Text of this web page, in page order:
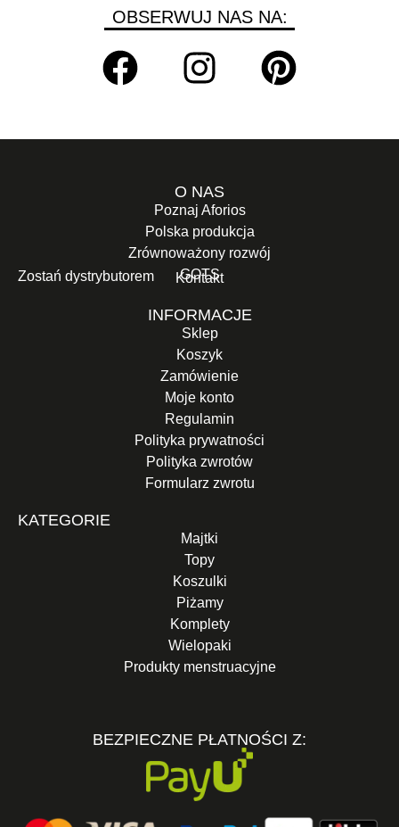
OBSERWUJ NAS NA:
O NAS
Poznaj Aforios
Polska produkcja
Zrównoważony rozwój
GOTS
Zostań dystrybutorem Kontakt
INFORMACJE
Sklep
Koszyk
Zamówienie
Moje konto
Regulamin
Polityka prywatności
Polityka zwrotów
Formularz zwrotu
KATEGORIE
Majtki
Topy
Koszulki
Piżamy
Komplety
Wielopaki
Produkty menstruacyjne
BEZPIECZNE PŁATNOŚCI Z: